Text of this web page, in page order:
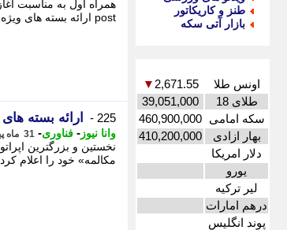
طنز و کاریکاتور
بازار آتی سکه
اونس طلا 2,671.55
▼
طلای 18
39,051,000
سکه امامی 460,900,000
بهار ازادی
410,200,000
دلار امریکا
یورو
لیر ترکیه
درهم امارات
پوند انگلیس
post ارائه بسته های ویژه همراه اول به مناسبت دهه فجر appeared first on شهر بورس - آخرین ...
225 - ارائه بسته
وانا نیوز - فناوری- 31 ماه پیش - پنجشنبه 12 بهمن 1402، 12:20
نخستین و بزرگترین
مکالمه» خود را اعلام